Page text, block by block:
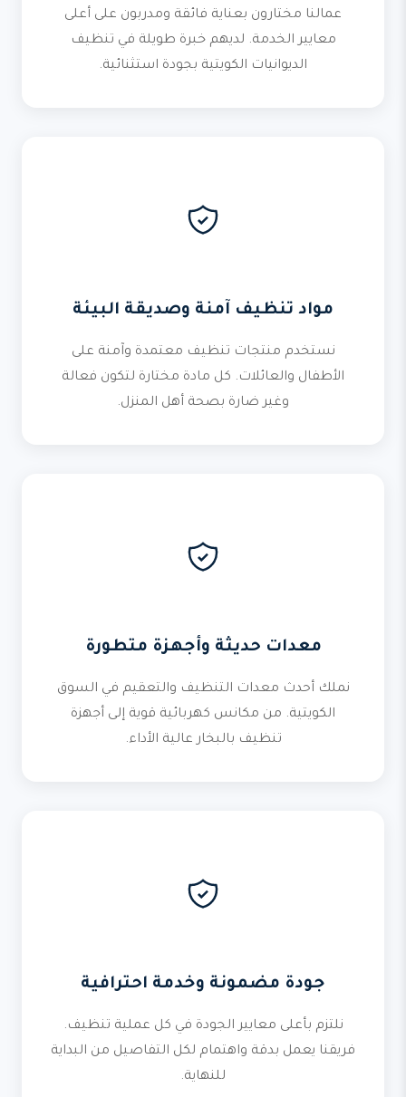
عمالنا مختارون بعناية فائقة ومدربون على أعلى
معايير الخدمة. لديهم خبرة طويلة في تنظيف
الديوانيات الكويتية بجودة استثنائية.
مواد تنظيف آمنة وصديقة البيئة
نستخدم منتجات تنظيف معتمدة وآمنة على
الأطفال والعائلات. كل مادة مختارة لتكون فعالة
وغير ضارة بصحة أهل المنزل.
معدات حديثة وأجهزة متطورة
نملك أحدث معدات التنظيف والتعقيم في السوق
الكويتية. من مكانس كهربائية قوية إلى أجهزة
تنظيف بالبخار عالية الأداء.
جودة مضمونة وخدمة احترافية
نلتزم بأعلى معايير الجودة في كل عملية تنظيف.
فريقنا يعمل بدقة واهتمام لكل التفاصيل من البداية
للنهاية.